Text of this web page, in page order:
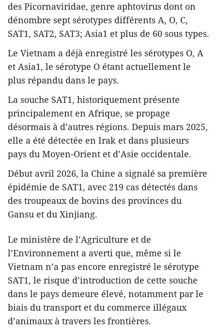
des Picornaviridae, genre aphtovirus dont on
dénombre sept sérotypes différents A, O, C,
SAT1, SAT2, SAT3; Asia1 et plus de 60 sous types.
Le Vietnam a déjà enregistré les sérotypes O, A
et Asia1, le sérotype O étant actuellement le
plus répandu dans le pays.
La souche SAT1, historiquement présente
principalement en Afrique, se propage
désormais à d’autres régions. Depuis mars 2025,
elle a été détectée en Irak et dans plusieurs
pays du Moyen-Orient et d’Asie occidentale.
​Début avril 2026, la Chine a signalé sa première
épidémie de SAT1, avec 219 cas détectés dans
des troupeaux de bovins des provinces du
Gansu et du Xinjiang.​
Le ministère de l’Agriculture et de
l’Environnement a averti que, même si le
Vietnam n’a pas encore enregistré le sérotype
SAT1, le risque d’introduction de cette souche
dans le pays demeure élevé, notamment par le
biais du transport et du commerce illégaux
d’animaux à travers les frontières.​